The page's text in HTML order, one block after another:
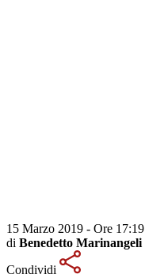
15 Marzo 2019 - Ore 17:19
di Benedetto Marinangeli
Condividi